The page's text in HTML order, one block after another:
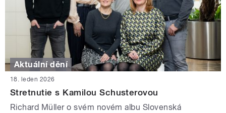
Aktuální dění
18. leden 2026
Stretnutie s Kamilou Schusterovou
Richard Müller o svém novém albu Slovenská